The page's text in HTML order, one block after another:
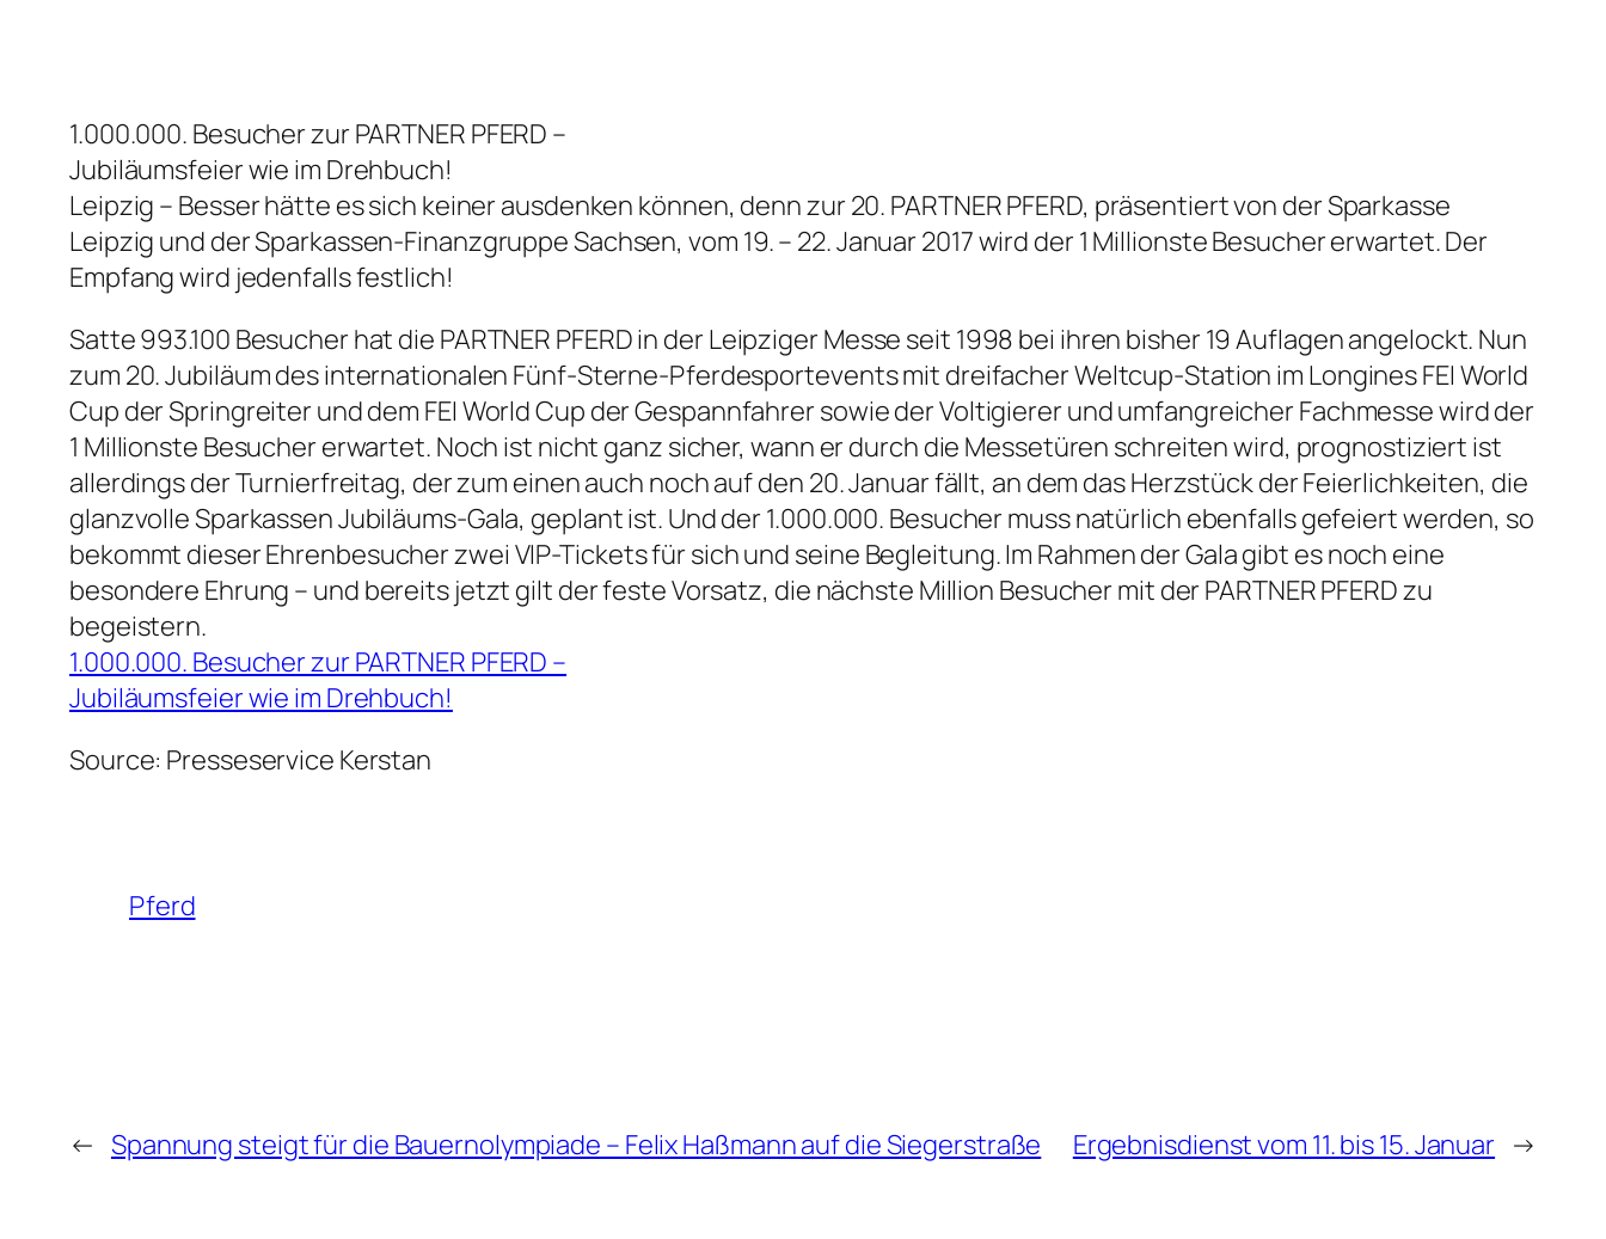
1.000.000. Besucher zur PARTNER PFERD –
Jubiläumsfeier wie im Drehbuch!
Leipzig – Besser hätte es sich keiner ausdenken können, denn zur 20. PARTNER PFERD, präsentiert von der Sparkasse
Leipzig und der Sparkassen-Finanzgruppe Sachsen, vom 19. – 22. Januar 2017 wird der 1 Millionste Besucher erwartet. Der
Empfang wird jedenfalls festlich!
Satte 993.100 Besucher hat die PARTNER PFERD in der Leipziger Messe seit 1998 bei ihren bisher 19 Auflagen angelockt. Nun
zum 20. Jubiläum des internationalen Fünf-Sterne-Pferdesportevents mit dreifacher Weltcup-Station im Longines FEI World
Cup der Springreiter und dem FEI World Cup der Gespannfahrer sowie der Voltigierer und umfangreicher Fachmesse wird der
1 Millionste Besucher erwartet. Noch ist nicht ganz sicher, wann er durch die Messetüren schreiten wird, prognostiziert ist
allerdings der Turnierfreitag, der zum einen auch noch auf den 20. Januar fällt, an dem das Herzstück der Feierlichkeiten, die
glanzvolle Sparkassen Jubiläums-Gala, geplant ist. Und der 1.000.000. Besucher muss natürlich ebenfalls gefeiert werden, so
bekommt dieser Ehrenbesucher zwei VIP-Tickets für sich und seine Begleitung. Im Rahmen der Gala gibt es noch eine
besondere Ehrung – und bereits jetzt gilt der feste Vorsatz, die nächste Million Besucher mit der PARTNER PFERD zu
begeistern.
1.000.000. Besucher zur PARTNER PFERD –
Jubiläumsfeier wie im Drehbuch!
Source: Presseservice Kerstan
Pferd
← Spannung steigt für die Bauernolympiade – Felix Haßmann auf die Siegerstraße Ergebnisdienst vom 11. bis 15. Januar →